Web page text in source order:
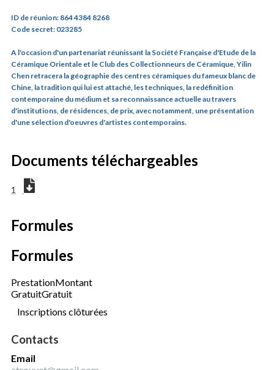
ID de réunion: 864 4384 8268
Code secret: 023285
A l'occasion d'un partenariat réunissant la Société Française d'Etude de la
Céramique Orientale et le Club des Collectionneurs de Céramique, Yilin
Chen retracera la géographie des centres céramiques du fameux blanc de
Chine, la tradition qui lui est attaché, les techniques, la redéfinition
contemporaine du médium et sa reconnaissance actuelle au travers
d'institutions, de résidences, de prix, avec notamment, une présentation
d'une sélection d'oeuvres d'artistes contemporains.
Documents téléchargeables
1
Formules
Formules
PrestationMontant
GratuitGratuit
Inscriptions clôturées
Contacts
Email